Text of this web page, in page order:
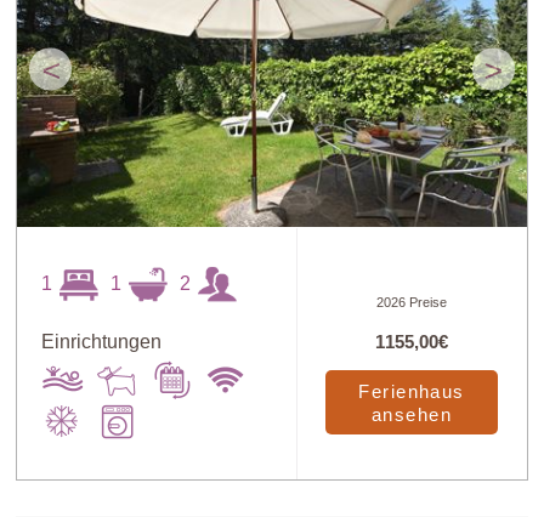
< >
1 1 2
Einrichtungen
2026 Preise
1155,00€
Ferienhaus
ansehen